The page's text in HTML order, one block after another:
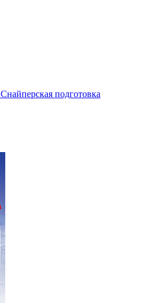
Снайперская подготовка